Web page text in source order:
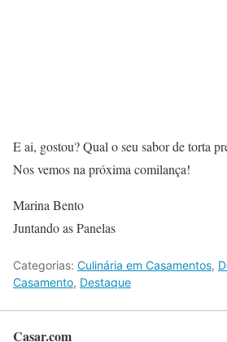
E ai, gostou? Qual o seu sabor de torta
Nos vemos na próxima comilança!
Marina Bento
Juntando as Panelas
Categorias: Culinária em Casamentos,
Casamento, Destaque
Casar.com